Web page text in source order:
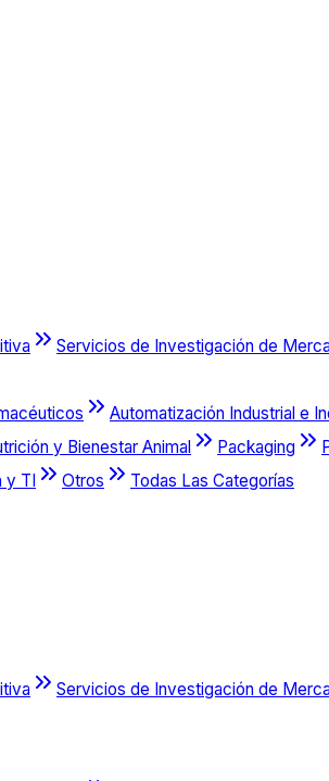
Servicios de Investigación de
Automatización Industrial e
y Bienestar Animal Packaging
y TI Otros Todas Las Categorías
Servicios de Investigación de